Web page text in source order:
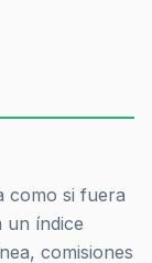
como si fuera
un índice
comisiones